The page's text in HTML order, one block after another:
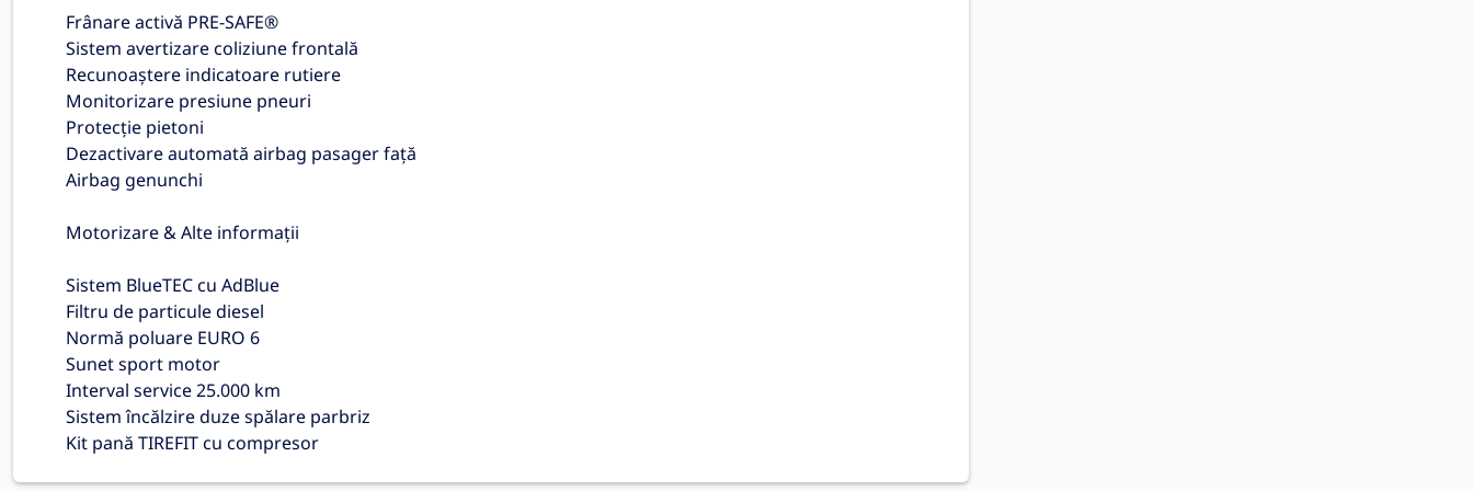
Frânare activă PRE-SAFE®
Sistem avertizare coliziune frontală
Recunoaștere indicatoare rutiere
Monitorizare presiune pneuri
Protecție pietoni
Dezactivare automată airbag pasager față
Airbag genunchi
Motorizare & Alte informații
Sistem BlueTEC cu AdBlue
Filtru de particule diesel
Normă poluare EURO 6
Sunet sport motor
Interval service 25.000 km
Sistem încălzire duze spălare parbriz
Kit pană TIREFIT cu compresor